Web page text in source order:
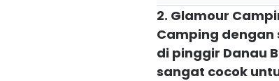
2. Glamour
Camping dengan
di pinggir Danau
sangat cocok